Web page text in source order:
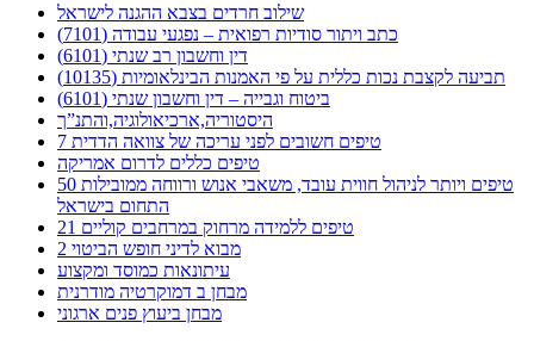
שילוב חרדים בצבא ההגנה לישראל
כתב ויתור סודיות רפואית – נפגעי עבודה (7101)
דין וחשבון רב שנתי (6101)
תביעה לקצבת נכות כללית על פי האמנות הבינלאומיות (10135)
ביטוח וגבייה – דין וחשבון שנתי (6101)
היסטוריה,ארכיאולוגיה,והתנ”ך
7 טיפים חשובים לפני עריכה של צוואה הדדית
טיפים כללים לדרום אמריקה
50 טיפים ויותר לניהול חווית עובד, משאבי אנוש ורווחה ממובילות
התחום בישראל
21 טיפים ללמידה מרחוק במרחבים קוליים
מבוא לדיני חופש הביטוי 2
עיתונאות כמוסד ומקצוע
מבחן ב דמוקרטיה מודרנית
מבחן ביעוץ פנים ארגוני